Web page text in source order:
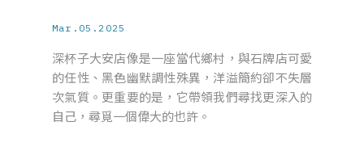
Mar.05.2025
深杯子大安店像是一座當代鄉村，與石牌店可愛
的任性、黑色幽默調性殊異，洋溢簡約卻不失層
次氣質。更重要的是，它帶領我們尋找更深入的
自己，尋覓一個偉大的也許。